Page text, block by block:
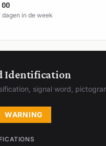
in de week
Identification
signal word,
WARNING